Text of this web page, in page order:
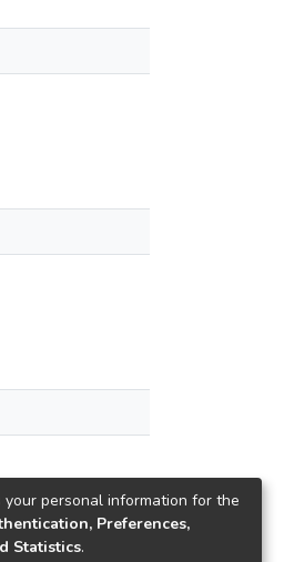
personal information for the
Preferences,
Statistics.